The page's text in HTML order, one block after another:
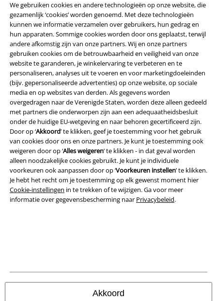
We gebruiken cookies en andere technologieën op onze website, die
gezamenlijk ‘cookies’ worden genoemd. Met deze technologieën
kunnen we informatie verzamelen over gebruikers, hun gedrag en
hun apparaten. Sommige cookies worden door ons geplaatst, terwijl
andere afkomstig zijn van onze partners. Wij en onze partners
gebruiken cookies om de betrouwbaarheid en veiligheid van onze
website te garanderen, je winkelervaring te verbeteren en te
personaliseren, analyses uit te voeren en voor marketingdoeleinden
(bijv. gepersonaliseerde advertenties) op onze website, op sociale
media en op websites van derden. Als gegevens worden
overgedragen naar de Verenigde Staten, worden deze alleen gedeeld
met partners die onderworpen zijn aan een adequaatheidsbesluit
onder de huidige EU-wetgeving en naar behoren gecertificeerd zijn.
Door op ‘Akkoord’ te klikken, geef je toestemming voor het gebruik
van cookies door ons en onze partners. Je kunt je toestemming ook
weigeren door op ‘Alles weigeren’ te klikken - in dat geval worden
alleen noodzakelijke cookies gebruikt. Je kunt je individuele
voorkeuren ook aanpassen door op ‘Voorkeuren instellen’ te klikken.
Je hebt het recht om je toestemming op elk gewenst moment hier
Cookie-instellingen in te trekken of te wijzigen. Ga voor meer
informatie over gegevensbescherming naar Privacybeleid.
Akkoord
Legal
Algemene Voorwaarden
Bedrijfsgegevens
Privacyverklaring
Verklaring van conformiteit
© 1986-2026 Large Popmerchandising B.V.